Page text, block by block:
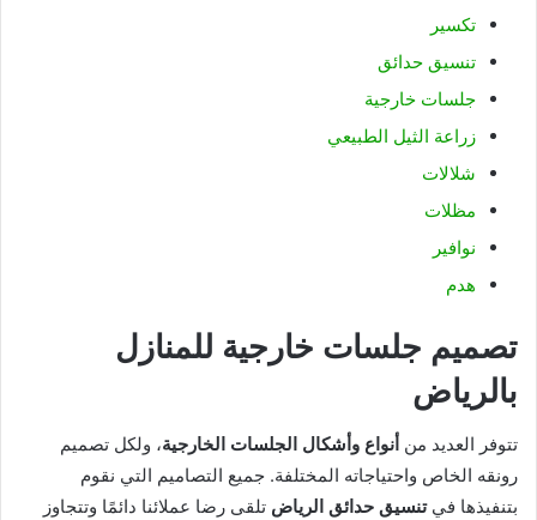
تكسير
تنسيق حدائق
جلسات خارجية
زراعة الثيل الطبيعي
شلالات
مظلات
نوافير
هدم
تصميم جلسات خارجية للمنازل
بالرياض
تتوفر العديد من أنواع وأشكال الجلسات الخارجية، ولكل تصميم
رونقه الخاص واحتياجاته المختلفة. جميع التصاميم التي نقوم
بتنفيذها فيتنسيق حدائق الرياض تلقى رضا عملائنا دائمًا وتتجاوز